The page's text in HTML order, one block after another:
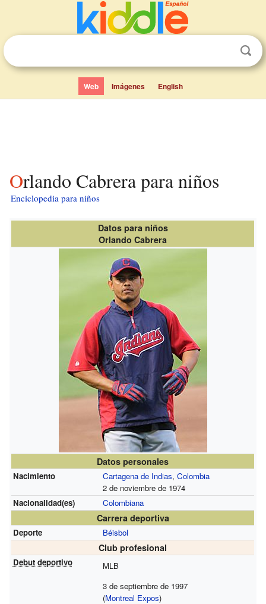
Web Imágenes English
Orlando Cabrera para niños
Enciclopedia para niños
Datos para niños
Orlando Cabrera
Datos personales
Nacimiento Cartagena de Indias, Colombia
2 de noviembre de 1974
Nacionalidad(es)
Colombiana
Carrera deportiva
Deporte Béisbol
Club profesional
Debut deportivo
MLB
3 de septiembre de 1997
(Montreal Expos)